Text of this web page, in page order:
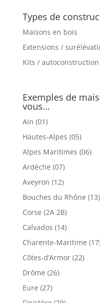
Types de
Maisons en bois
Extensions /
Kits /
Exemples de
vous…
Ain (01)
Hautes-Alpes (05)
Alpes Maritimes (06)
Ardèche (07)
Aveyron (12)
Bouches du Rhône (13)
Corse (2A 2B)
Calvados (14)
Charente-Maritime
Côtes-d’Armor (22)
Drôme (26)
Eure (27)